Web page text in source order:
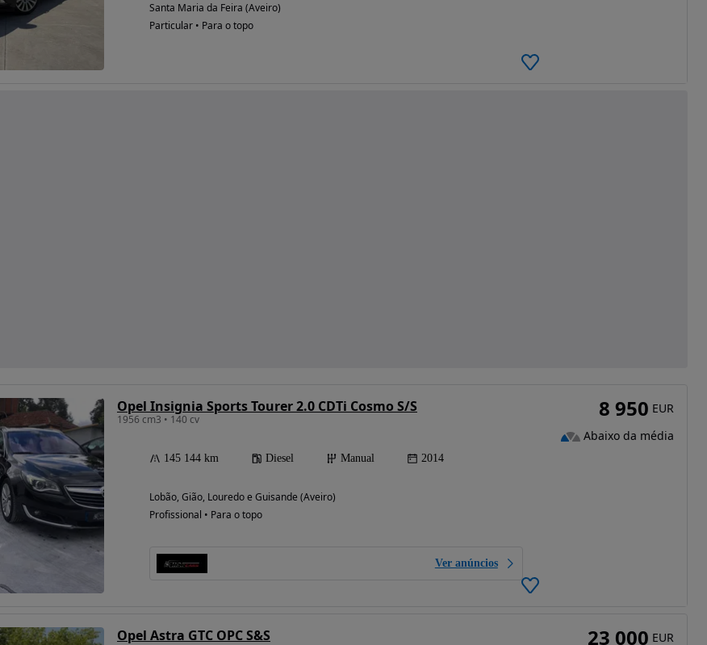
Santa Maria da Feira (Aveiro)
Particular • Para o topo
Opel Insignia Sports Tourer 2.0 CDTi Cosmo S/S
1956 cm3 • 140 cv
145 144 km Diesel Manual 2014
Lobão, Gião, Louredo e Guisande (Aveiro)
Profissional • Para o topo
Ver anúncios
8 950 EUR
Abaixo da média
Opel Astra GTC OPC S&S 23 000 EUR